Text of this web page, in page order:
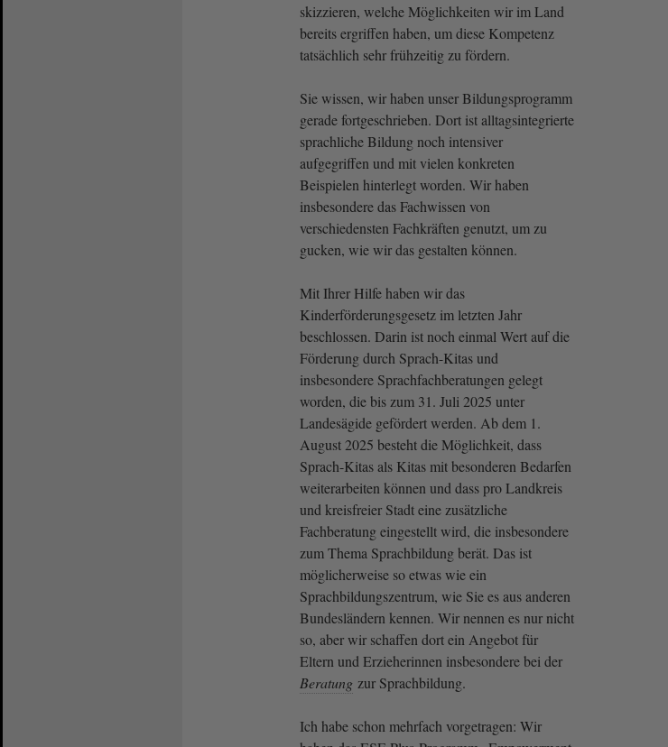
skizzieren, welche Möglichkeiten wir im Land
bereits ergriffen haben, um diese Kompetenz
tatsächlich sehr frühzeitig zu fördern.
Sie wissen, wir haben unser Bildungsprogramm
gerade fortgeschrieben. Dort ist alltagsintegrierte
sprachliche Bildung noch intensiver
aufgegriffen und mit vielen konkreten
Beispielen hinterlegt worden. Wir haben
insbesondere das Fachwissen von
verschiedensten Fachkräften genutzt, um zu
gucken, wie wir das gestalten können.
Mit Ihrer Hilfe haben wir das
Kinderförderungsgesetz im letzten Jahr
beschlossen. Darin ist noch einmal Wert auf die
Förderung durch Sprach-Kitas und
insbesondere Sprachfachberatungen gelegt
worden, die bis zum 31. Juli 2025 unter
Landesägide gefördert werden. Ab dem 1.
August 2025 besteht die Möglichkeit, dass
Sprach-Kitas als Kitas mit besonderen Bedarfen
weiterarbeiten können und dass pro Landkreis
und kreisfreier Stadt eine zusätzliche
Fachberatung eingestellt wird, die insbesondere
zum Thema Sprachbildung berät. Das ist
möglicherweise so etwas wie ein
Sprachbildungszentrum, wie Sie es aus anderen
Bundesländern kennen. Wir nennen es nur nicht
so, aber wir schaffen dort ein Angebot für
Eltern und Erzieherinnen insbesondere bei der
Beratung zur Sprachbildung.
Ich habe schon mehrfach vorgetragen: Wir